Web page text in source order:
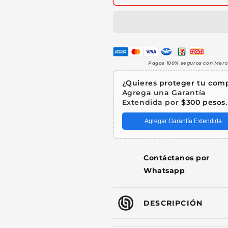
Trasmisora
7
Códigos
Steelpro
Trasmisora
Códigos
Steelpro
Pagos 100% seguros con
¿Quieres proteger tu
Agrega una Garantía
Extendida por $300 pesos.
Agregar Garantía Extendida
Contáctanos por
Whatsapp
DESCRIPCIÓN